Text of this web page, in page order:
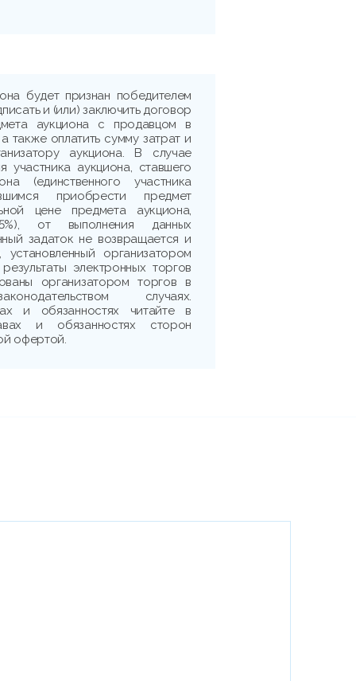
будет признан победителем
и (или) заключить договор
аукциона с продавцом в
также оплатить сумму затрат и
аукциона. В случае
участника аукциона, ставшего
(единственного участника
приобрести предмет
цене предмета аукциона,
от выполнения данных
задаток не возвращается и
установленный организатором
электронных торгов
организатором торгов в
случаях.
и обязанностях читайте в
и обязанностях сторон
офертой.